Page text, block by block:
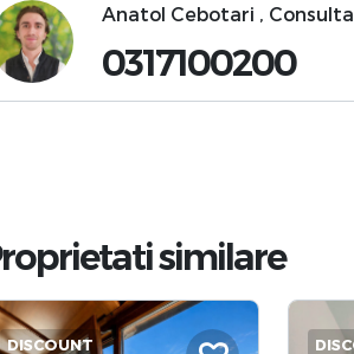
Anatol Cebotari ,
0317100200
Proprietati similare
DISCOUNT